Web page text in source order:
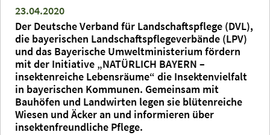
23.04.2020
Der Deutsche Verband für Landschaftspflege (DVL),
die bayerischen Landschaftspflegeverbände (LPV)
und das Bayerische Umweltministerium fördern
mit der Initiative „NATÜRLICH BAYERN –
insektenreiche Lebensräume“ die Insektenvielfalt
in bayerischen Kommunen. Gemeinsam mit
Bauhöfen und Landwirten legen sie blütenreiche
Wiesen und Äcker an und informieren über
insektenfreundliche Pflege.